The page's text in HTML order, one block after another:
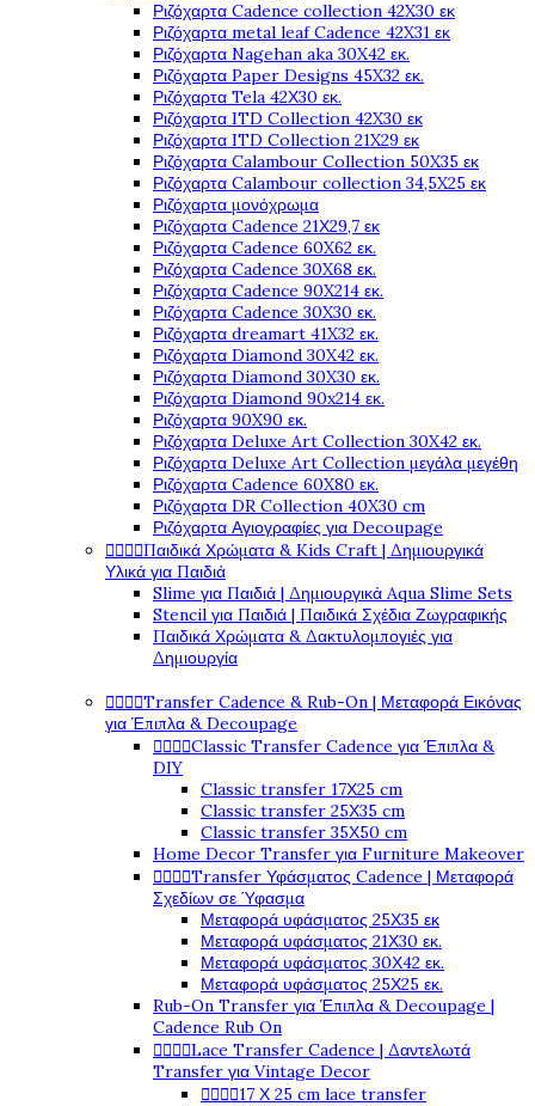
Ριζόχαρτα Cadence collection 42X30 εκ
Ριζόχαρτα metal leaf Cadence 42X31 εκ
Ριζόχαρτα Nagehan aka 30X42 εκ.
Ριζόχαρτα Paper Designs 45X32 εκ.
Ριζόχαρτα Tela 42Χ30 εκ.
Ριζόχαρτα ITD Collection 42X30 εκ
Ριζόχαρτα ITD Collection 21X29 εκ
Ριζόχαρτα Calambour Collection 50X35 εκ
Ριζόχαρτα Calambour collection 34,5X25 εκ
Ριζόχαρτα μονόχρωμα
Ριζόχαρτα Cadence 21Χ29,7 εκ
Ριζόχαρτα Cadence 60X62 εκ.
Ριζόχαρτα Cadence 30X68 εκ.
Ριζόχαρτα Cadence 90X214 εκ.
Ριζόχαρτα Cadence 30X30 εκ.
Ριζόχαρτα dreamart 41X32 εκ.
Ριζόχαρτα Diamond 30X42 εκ.
Ριζόχαρτα Diamond 30X30 εκ.
Ριζόχαρτα Diamond 90x214 εκ.
Ριζόχαρτα 90X90 εκ.
Ριζόχαρτα Deluxe Art Collection 30X42 εκ.
Ριζόχαρτα Deluxe Art Collection μεγάλα μεγέθη
Ριζόχαρτα Cadence 60X80 εκ.
Ριζόχαρτα DR Collection 40X30 cm
Ριζόχαρτα Αγιογραφίες για Decoupage
Παιδικά Χρώματα & Kids Craft | Δημιουργικά
Υλικά για Παιδιά
Slime για Παιδιά | Δημιουργικά Aqua Slime Sets
Stencil για Παιδιά | Παιδικά Σχέδια Ζωγραφικής
Παιδικά Χρώματα & Δακτυλομπογιές για
Δημιουργία
Transfer Cadence & Rub-On | Μεταφορά Εικόνας
για Έπιπλα & Decoupage
Classic Transfer Cadence για Έπιπλα &
DIY
Classic transfer 17Χ25 cm
Classic transfer 25Χ35 cm
Classic transfer 35Χ50 cm
Home Decor Transfer για Furniture Makeover
Transfer Υφάσματος Cadence | Μεταφορά
Σχεδίων σε Ύφασμα
Μεταφορά υφάσματος 25Χ35 εκ
Μεταφορά υφάσματος 21Χ30 εκ.
Μεταφορά υφάσματος 30Χ42 εκ.
Μεταφορά υφάσματος 25Χ25 εκ.
Rub-On Transfer για Έπιπλα & Decoupage |
Cadence Rub On
Lace Transfer Cadence | Δαντελωτά
Transfer για Vintage Decor
17 Χ 25 cm lace transfer